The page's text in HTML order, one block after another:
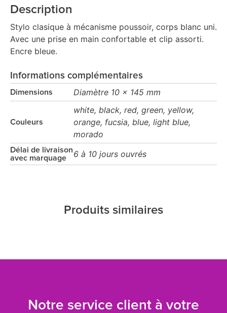
Description
Stylo clasique à mécanisme poussoir, corps blanc uni.
Avec une prise en main confortable et clip assorti.
Encre bleue.
Informations complémentaires
Dimensions Diamètre 10 x 145 mm
Couleurs
white, black, red, green, yellow,
orange, fucsia, blue, light blue,
morado
Délai de livraison
avec marquage
6 à 10 jours ouvrés
Produits similaires
Notre service client à votre